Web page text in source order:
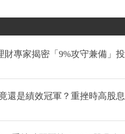
專家揭密「9%攻守兼備」投
還是績效冠軍？重挫時高股息